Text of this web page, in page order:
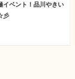
イベント！品川やきい
彡